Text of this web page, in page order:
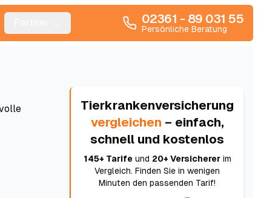
02361 - 89 031 55
Persönliche Beratung
Tierkrankenversicherung
vergleichen – einfach,
schnell und kostenlos
145+ Tarifeund 20+ Versichererim
Vergleich. Finden Sie in wenigen
Minuten den passenden Tarif!